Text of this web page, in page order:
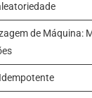
de Máquina: